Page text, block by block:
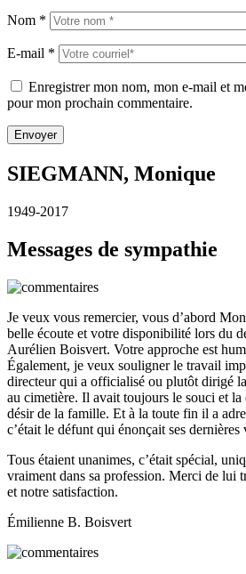
Nom *
E-mail *
Enregistrer mon nom, mon e-mail et
pour mon prochain commentaire.
SIEGMANN, Monique
1949-2017
Messages de sympathie
Je veux vous remercier, vous d’abord
belle écoute et votre disponibilité lors du
Aurélien Boisvert. Votre approche est
Également, je veux souligner le travail
directeur qui a officialisé ou plutôt dirigé
au cimetière. Il avait toujours le souci et la
désir de la famille. Et à la toute fin il a
c’était le défunt qui énonçait ses dernières
Tous étaient unanimes, c’était spécial,
vraiment dans sa profession. Merci de lui
et notre satisfaction.
Émilienne B. Boisvert